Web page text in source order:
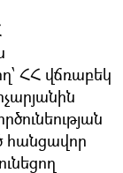
ՀՀ վճռաբեկ
հանցավոր